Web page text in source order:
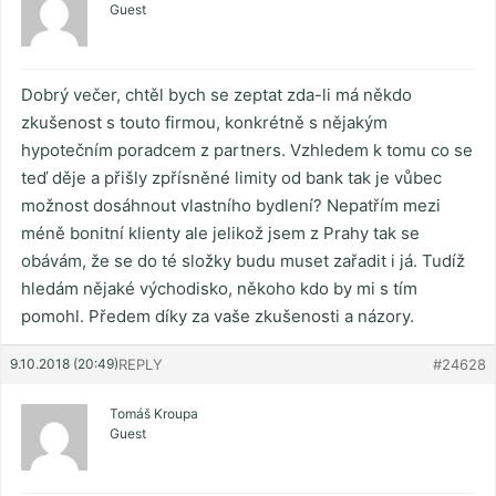
Guest
Dobrý večer, chtěl bych se zeptat zda-li má někdo
zkušenost s touto firmou, konkrétně s nějakým
hypotečním poradcem z partners. Vzhledem k tomu co se
teď děje a přišly zpřísněné limity od bank tak je vůbec
možnost dosáhnout vlastního bydlení? Nepatřím mezi
méně bonitní klienty ale jelikož jsem z Prahy tak se
obávám, že se do té složky budu muset zařadit i já. Tudíž
hledám nějaké východisko, někoho kdo by mi s tím
pomohl. Předem díky za vaše zkušenosti a názory.
9.10.2018 (20:49) #24628
REPLY
Tomáš Kroupa
Guest